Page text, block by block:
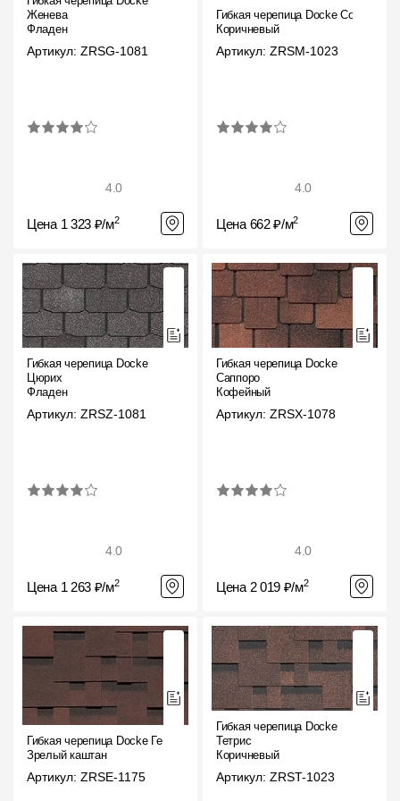
Чертежи
Текстуры
Вопрос-ответ/Faq
Сервисы
Конструктор
Калькулятор
Цены
Компания
Контроль качества кровли
Отправка рекламации
Предложения по сотрудничеству
Вакансии
B2B
Отзывы
Женева
Фладен
Артикул: ZRSG-1081
4.0
Цена 1 323 ₽/м2
Гибкая черепица Docke Сота
Коричневый
Артикул: ZRSM-1023
4.0
Цена 662 ₽/м2
Гибкая черепица Docke
Цюрих
Фладен
Артикул: ZRSZ-1081
4.0
Цена 1 263 ₽/м2
Гибкая черепица Docke
Саппоро
Кофейный
Артикул: ZRSX-1078
4.0
Цена 2 019 ₽/м2
Гибкая черепица Docke Генуя
Зрелый каштан
Артикул: ZRSE-1175
Гибкая черепица Docke
Тетрис
Коричневый
Артикул: ZRST-1023